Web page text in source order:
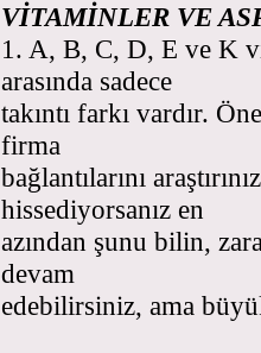
VİTAMİNLER VE
1. A, B, C, D, E ve K
arasında sadece
takıntı farkı vardır.
firma
bağlantılarını
hissediyorsanız en
azından şunu bilin,
devam
edebilirsiniz, ama